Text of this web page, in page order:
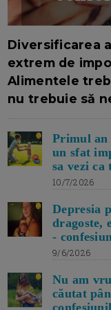
Diversificarea
extrem de
Alimentele
nu trebuie să
Primul an
un sfat
sa vezi ca
10/7/2026
Depresia
dragoste,
-
9/6/2026
Nu am
căutat